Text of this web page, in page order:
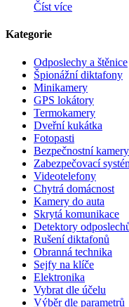
Číst více
Kategorie
Odposlechy a štěnice
Špionážní diktafony
Minikamery
GPS lokátory
Termokamery
Dveřní kukátka
Fotopasti
Bezpečnostní kamery
Zabezpečovací
Videotelefony
Chytrá domácnost
Kamery do auta
Skrytá komunikace
Detektory
Rušení diktafonů
Obranná technika
Sejfy na klíče
Elektronika
Vybrat dle účelu
Výběr dle parametrů